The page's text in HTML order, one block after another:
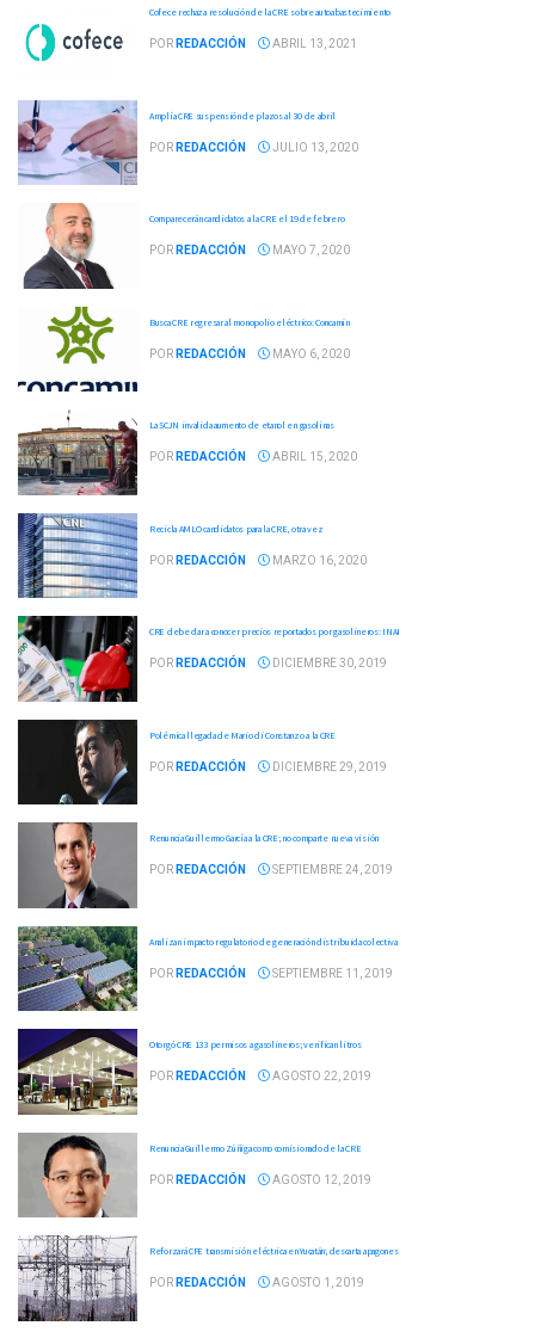
Cofece rechaza resolución de la CRE sobre autoabastecimiento
POR REDACCIÓN ABRIL 13, 2021
Amplía CRE suspensión de plazos al 30 de abril
POR REDACCIÓN JULIO 13, 2020
Comparecerán candidatos a la CRE el 19 de febrero
POR REDACCIÓN MAYO 7, 2020
Busca CRE regresar al monopolio eléctrico: Concamin
POR REDACCIÓN MAYO 6, 2020
La SCJN invalida aumento de etanol en gasolinas
POR REDACCIÓN ABRIL 15, 2020
Recicla AMLO candidatos para la CRE, otra vez
POR REDACCIÓN MARZO 16, 2020
CRE debe dar a conocer precios reportados por gasolineros: INAI
POR REDACCIÓN DICIEMBRE 30, 2019
Polémica llegada de Mario di Constanzo a la CRE
POR REDACCIÓN DICIEMBRE 29, 2019
Renuncia Guillermo García a la CRE; no comparte nueva visión
POR REDACCIÓN SEPTIEMBRE 24, 2019
Analizan impacto regulatorio de generación distribuida colectiva
POR REDACCIÓN SEPTIEMBRE 11, 2019
Otorgó CRE 133 permisos a gasolineros; verifican litros
POR REDACCIÓN AGOSTO 22, 2019
Renuncia Guillermo Zúñiga como comisionado de la CRE
POR REDACCIÓN AGOSTO 12, 2019
Reforzará CFE transmisión eléctrica en Yucatán; descarta apagones
POR REDACCIÓN AGOSTO 1, 2019